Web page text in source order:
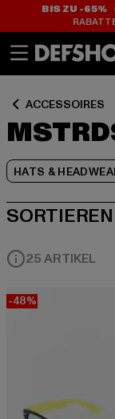
BIS ZU -65%
ACCESSOIRES
HATS &
SORTIEREN
25 ARTIKEL
-48%